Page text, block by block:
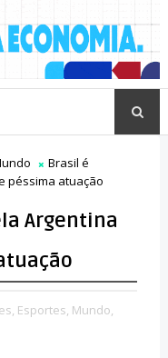
Brasil é
péssima atuação
Argentina
Esportes, Mundo,